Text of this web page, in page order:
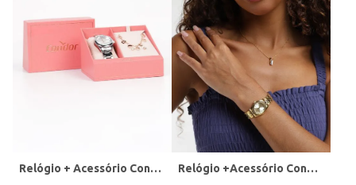
Relógio + Acessório Condor Feminino PRATA Relógio +Acessório Condor Feminino DOURADO